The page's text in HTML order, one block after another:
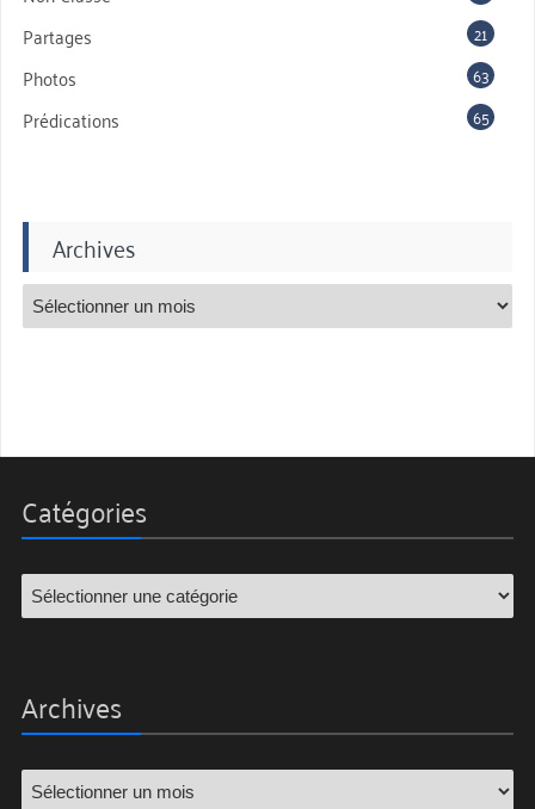
Partages 21
Photos 63
Prédications 65
Archives
Catégories
Archives